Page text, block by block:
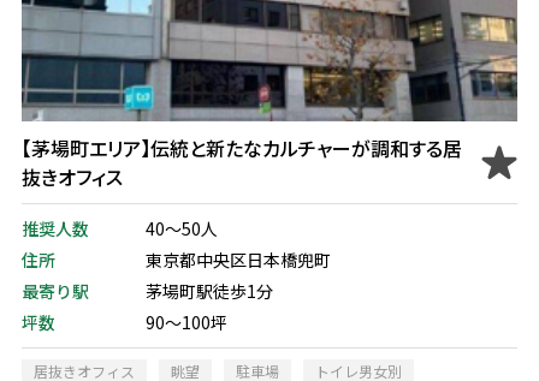
【茅場町エリア】伝統と新たなカルチャーが調和する居
抜きオフィス
推奨人数
40～50人
住所
東京都中央区日本橋兜町
最寄り駅
茅場町駅徒歩1分
坪数
90～100坪
居抜きオフィス 眺望 駐車場
トイレ男女別